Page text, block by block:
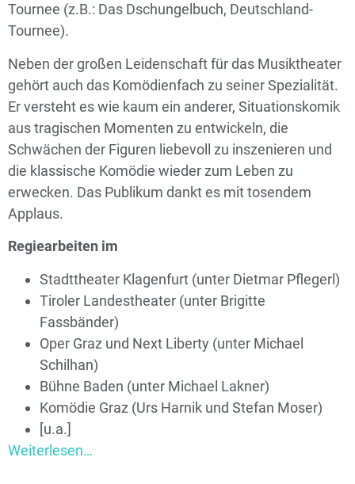
Tournee (z.B.: Das Dschungelbuch, Deutschland-
Tournee).
Neben der großen Leidenschaft für das Musiktheater
gehört auch das Komödienfach zu seiner Spezialität.
Er versteht es wie kaum ein anderer, Situationskomik
aus tragischen Momenten zu entwickeln, die
Schwächen der Figuren liebevoll zu inszenieren und
die klassische Komödie wieder zum Leben zu
erwecken. Das Publikum dankt es mit tosendem
Applaus.
Regiearbeiten im
Stadttheater Klagenfurt (unter Dietmar Pflegerl)
Tiroler Landestheater (unter Brigitte
Fassbänder)
Oper Graz und Next Liberty (unter Michael
Schilhan)
Bühne Baden (unter Michael Lakner)
Komödie Graz (Urs Harnik und Stefan Moser)
[u.a.]
Weiterlesen…